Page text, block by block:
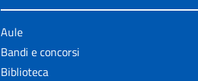
Aule
Bandi e concorsi
Biblioteca